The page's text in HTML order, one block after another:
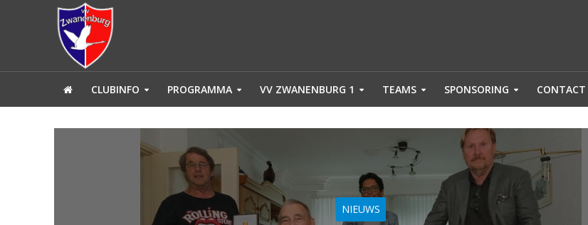
CLUBINFO PROGRAMMA VV ZWANENBURG 1 TEAMS SPONSORING CONTACT
NIEUWS